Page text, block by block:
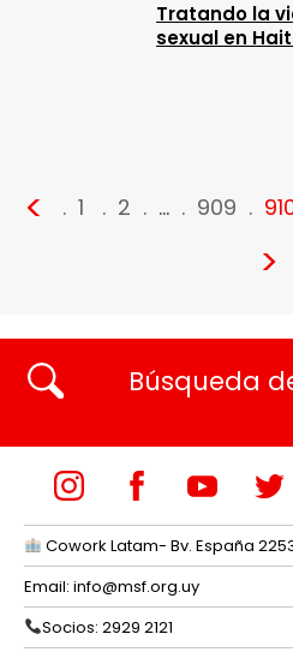
Tratando la
sexual en
< 1 2 … 909
>
Búsqueda
Cowork Latam- Bv. España
Email: info@msf.org.uy
Socios: 2929 2121